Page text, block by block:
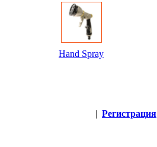
Hand Spray
| Регистрация